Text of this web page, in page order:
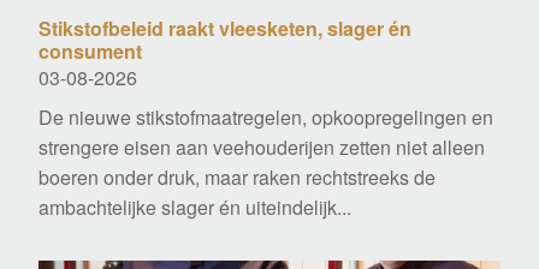
Stikstofbeleid raakt vleesketen, slager én
consument
03-08-2026
De nieuwe stikstofmaatregelen, opkoopregelingen en
strengere eisen aan veehouderijen zetten niet alleen
boeren onder druk, maar raken rechtstreeks de
ambachtelijke slager én uiteindelijk...